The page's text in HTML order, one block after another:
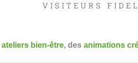
VISITEURS
ateliers bien-être, des animations